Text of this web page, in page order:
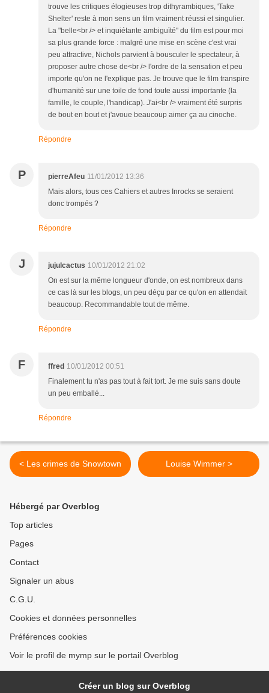
trouve les critiques élogieuses trop dithyrambiques, 'Take
Shelter' reste à mon sens un film vraiment réussi et singulier.
La "belle<br /> et inquiétante ambiguïté" du film est pour moi
sa plus grande force : malgré une mise en scène c'est vrai
peu attractive, Nichols parvient à bousculer le spectateur, à
proposer autre chose de<br /> l'ordre de la sensation et peu
importe qu'on ne l'explique pas. Je trouve que le film transpire
d'humanité sur une toile de fond toute aussi importante (la
famille, le couple, l'handicap). J'ai<br /> vraiment été surpris
de bout en bout et j'avoue beaucoup aimer ça au cinoche.
Répondre
P pierreAfeu 11/01/2012 13:36
Mais alors, tous ces Cahiers et autres Inrocks se seraient
donc trompés ?
Répondre
J jujulcactus 10/01/2012 21:02
On est sur la même longueur d'onde, on est nombreux dans
ce cas là sur les blogs, un peu déçu par ce qu'on en attendait
beaucoup. Recommandable tout de même.
Répondre
F ffred 10/01/2012 00:51
Finalement tu n'as pas tout à fait tort. Je me suis sans doute
un peu emballé...
Répondre
< Les crimes de Snowtown Louise Wimmer >
Hébergé par Overblog
Top articles
Pages
Contact
Signaler un abus
C.G.U.
Cookies et données personnelles
Préférences cookies
Voir le profil de mymp sur le portail Overblog
Créer un blog sur Overblog